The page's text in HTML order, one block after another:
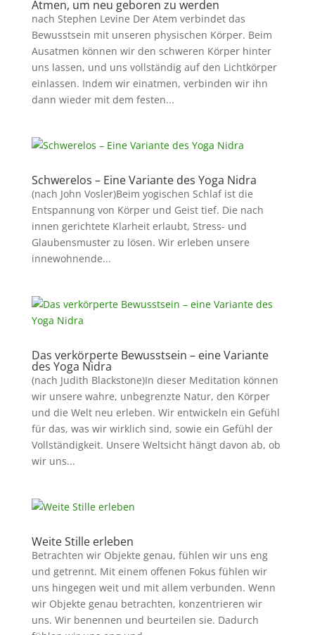
Atmen, um neu geboren zu werden
nach Stephen Levine Der Atem verbindet das
Bewusstsein mit unseren physischen Körper. Beim
Ausatmen können wir den schweren Körper hinter
uns lassen, und uns vollständig auf den Lichtkörper
einlassen. Indem wir einatmen, verbinden wir ihn
dann wieder mit dem festen...
Schwerelos – Eine Variante des Yoga Nidra
(nach John Vosler)Beim yogischen Schlaf ist die
Entspannung von Körper und Geist tief. Die nach
innen gerichtete Klarheit erlaubt, Stress- und
Glaubensmuster zu lösen. Wir erleben unsere
innewohnende...
Das verkörperte Bewusstsein – eine Variante
des Yoga Nidra
(nach Judith Blackstone)In dieser Meditation können
wir unsere wahre, unbegrenzte Natur, den Körper
und die Welt neu erleben. Wir entwickeln ein Gefühl
für das, was wir wirklich sind, sowie ein Gefühl der
Vollständigkeit. Unsere Weltsicht hängt davon ab, ob
wir uns...
Weite Stille erleben
Betrachten wir Objekte genau, fühlen wir uns eng
und getrennt. Mit einem offenen Fokus fühlen wir
uns hingegen weit und mit allem verbunden. Wenn
wir Objekte genau betrachten, konzentrieren wir
uns. Wir benennen und beurteilen sie. Dadurch